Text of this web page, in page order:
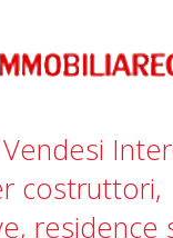
costruttori,
residence